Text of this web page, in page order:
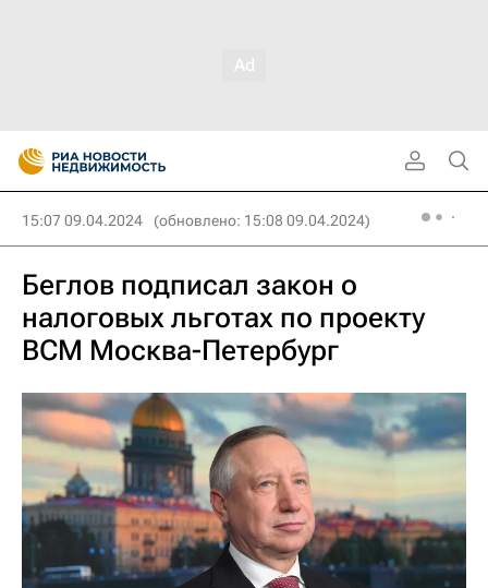
15:07 09.04.2024 (обновлено: 15:08 09.04.2024)
Беглов подписал закон о
налоговых льготах по проекту
ВСМ Москва-Петербург